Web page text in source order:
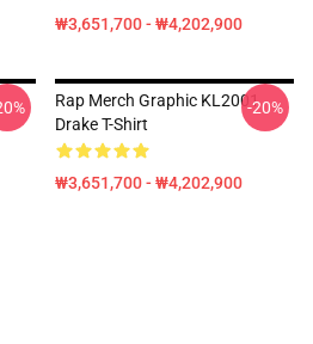
₩3,651,700 - ₩4,202,900
Rap Merch Graphic KL2001
Drake T-Shirt
₩3,651,700 - ₩4,202,900
-20%